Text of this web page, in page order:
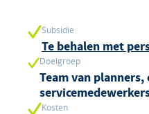
Subsidie
Te behalen met
Doelgroep
Team van
Kosten